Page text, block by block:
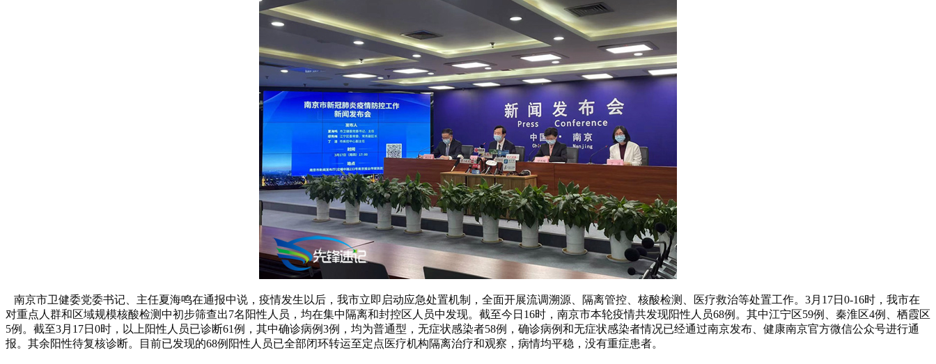
南京市卫健委党委书记、主任夏海鸣在通报中说，疫情发生以后，我市立即启动应急处置机制，全面开展流调溯源、隔离管控、核酸检测、医疗救治等处置工作。3月17日0-16时，我市在
对重点人群和区域规模核酸检测中初步筛查出7名阳性人员，均在集中隔离和封控区人员中发现。截至今日16时，南京市本轮疫情共发现阳性人员68例。其中江宁区59例、秦淮区4例、栖霞区
5例。截至3月17日0时，以上阳性人员已诊断61例，其中确诊病例3例，均为普通型，无症状感染者58例，确诊病例和无症状感染者情况已经通过南京发布、健康南京官方微信公众号进行通
报。其余阳性待复核诊断。目前已发现的68例阳性人员已全部闭环转运至定点医疗机构隔离治疗和观察，病情均平稳，没有重症患者。